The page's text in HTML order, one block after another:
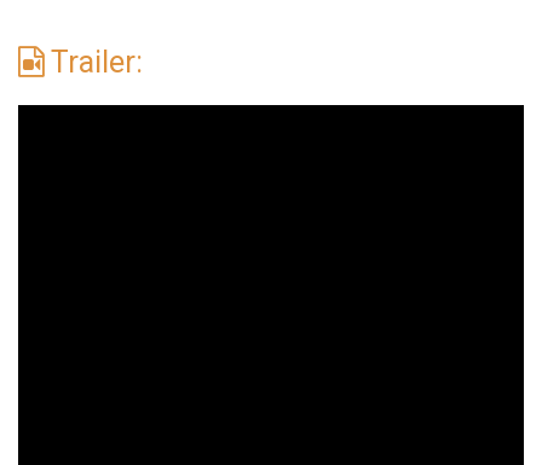
Trailer: